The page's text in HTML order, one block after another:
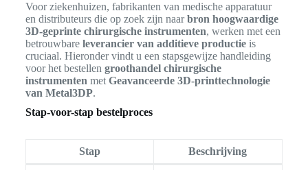
Voor ziekenhuizen, fabrikanten van medische apparatuur
en distributeurs die op zoek zijn naarbron hoogwaardige
3D-geprinte chirurgische instrumenten, werken met een
betrouwbare leverancier van additieve productieis
cruciaal. Hieronder vindt u een stapsgewijze handleiding
voor het bestellen groothandel chirurgische
instrumenten met Geavanceerde 3D-printtechnologie
van Metal3DP.
Stap-voor-stap bestelproces
Stap Beschrijving